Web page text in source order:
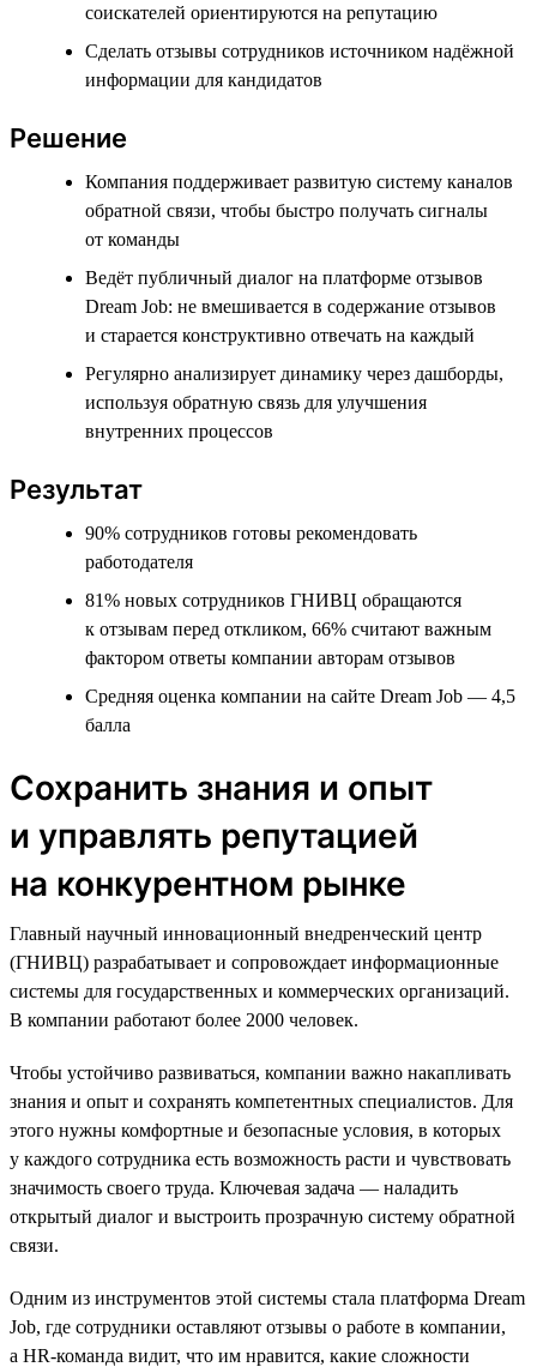
соискателей ориентируются на репутацию
Сделать отзывы сотрудников источником надёжной
информации для кандидатов
Решение
Компания поддерживает развитую систему каналов
обратной связи, чтобы быстро получать сигналы
от команды
Ведёт публичный диалог на платформе отзывов
Dream Job: не вмешивается в содержание отзывов
и старается конструктивно отвечать на каждый
Регулярно анализирует динамику через дашборды,
используя обратную связь для улучшения
внутренних процессов
Результат
90% сотрудников готовы рекомендовать
работодателя
81% новых сотрудников ГНИВЦ обращаются
к отзывам перед откликом, 66% считают важным
фактором ответы компании авторам отзывов
Средняя оценка компании на сайте Dream Job — 4,5
балла
Сохранить знания и опыт
и управлять репутацией
на конкурентном рынке
Главный научный инновационный внедренческий центр
(ГНИВЦ) разрабатывает и сопровождает информационные
системы для государственных и коммерческих организаций.
В компании работают более 2000 человек.
Чтобы устойчиво развиваться, компании важно накапливать
знания и опыт и сохранять компетентных специалистов. Для
этого нужны комфортные и безопасные условия, в которых
у каждого сотрудника есть возможность расти и чувствовать
значимость своего труда. Ключевая задача — наладить
открытый диалог и выстроить прозрачную систему обратной
связи.
Одним из инструментов этой системы стала платформа Dream
Job, где сотрудники оставляют отзывы о работе в компании,
а HR-команда видит, что им нравится, какие сложности